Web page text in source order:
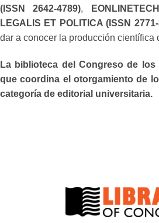
(ISSN 2642-4789),
LEGALIS ET POLITICA (ISSN
dar a conocer la producción científica
La biblioteca del Congreso de
que coordina el otorgamiento de
categoría de editorial universitaria.